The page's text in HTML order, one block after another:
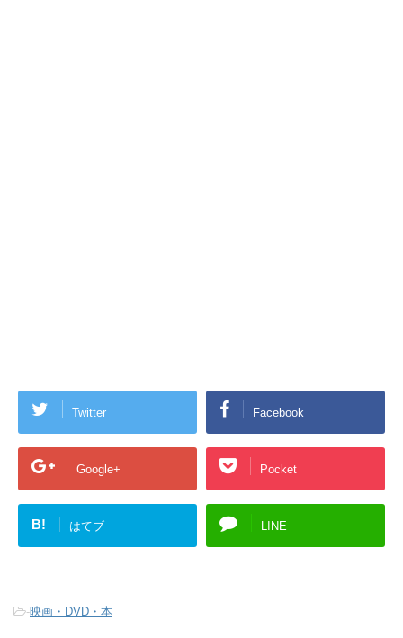
Twitter Facebook
Google+ Pocket
B! はてブ LINE
-映画・DVD・本